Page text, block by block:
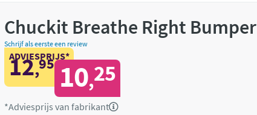
Chuckit Breathe Right Bumper
Schrijf als eerste een review
ADVIESPRIJS*
12,95 10,25
*Adviesprijs van fabrikant